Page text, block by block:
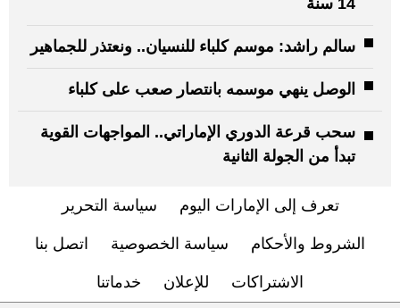
سالم راشد: موسم كلباء للنسيان.. ونعتذر للجماهير
الوصل ينهي موسمه بانتصار صعب على كلباء
سحب قرعة الدوري الإماراتي.. المواجهات القوية
تبدأ من الجولة الثانية
تعرف إلى الإمارات اليوم سياسة التحرير
الشروط والأحكام سياسة الخصوصية اتصل بنا
الاشتراكات للإعلان خدماتنا